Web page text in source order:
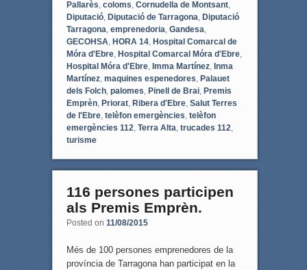
Pallarès, coloms, Cornudella de Montsant,
Diputació, Diputació de Tarragona, Diputació
Tarragona, emprenedoria, Gandesa,
GECOHSA, HORA 14, Hospital Comarcal de
Móra d'Ebre, Hospital Comarcal Móra d'Ebre,
Hospital Móra d'Ebre, Imma Martínez, Inma
Martínez, maquines espenedores, Palauet
dels Folch, palomes, Pinell de Brai, Premis
Emprèn, Priorat, Ribera d'Ebre, Salut Terres
de l'Ebre, telèfon emergències, telèfon
emergències 112, Terra Alta, trucades 112,
turisme
116 persones participen
als Premis Emprèn.
Posted on 11/08/2015
Més de 100 persones emprenedores de la
província de Tarragona han participat en la